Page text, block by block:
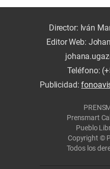
Director: Iván
Editor Web:
Teléfono:
Publicidad:
Prensmart
Pueblo
Copyright ©
Todos los